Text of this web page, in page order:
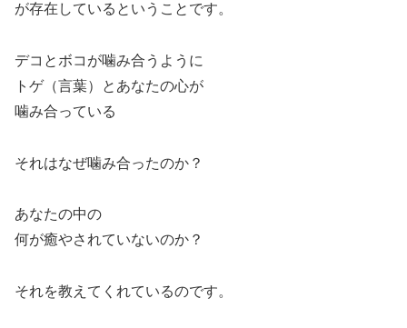
が存在しているということです。
デコとボコが噛み合うように
トゲ（言葉）とあなたの心が
噛み合っている
それはなぜ噛み合ったのか？
あなたの中の
何が癒やされていないのか？
それを教えてくれているのです。